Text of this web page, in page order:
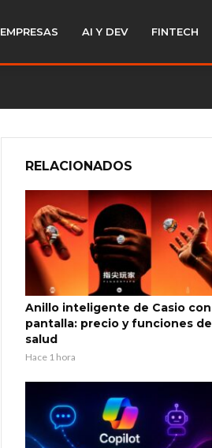
EMPRESAS AI Y DEV FINTECH
RELACIONADOS
Anillo inteligente de Casio con
pantalla: precio y funciones de
salud
Hace 1 hora